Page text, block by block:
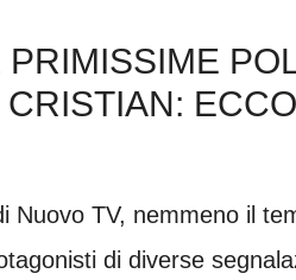
Nuovo TV, nemmeno il
di diverse